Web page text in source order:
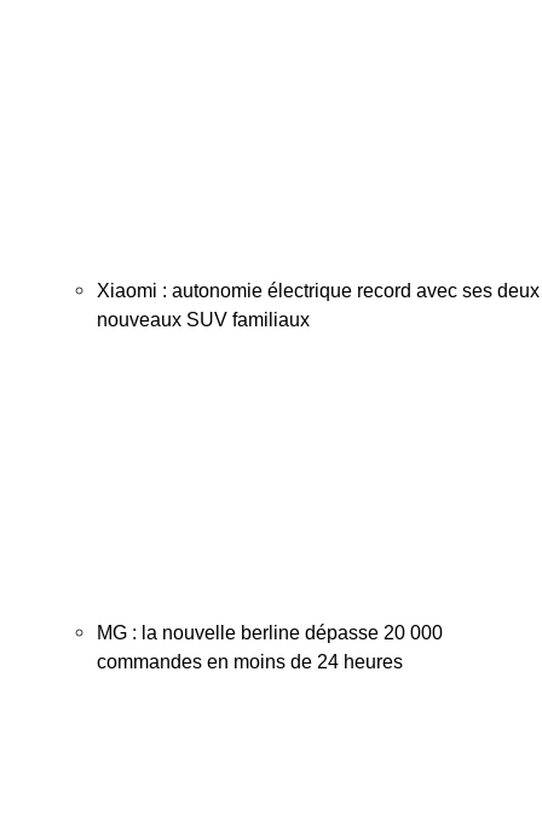
Xiaomi : autonomie électrique record avec ses deux
nouveaux SUV familiaux
MG : la nouvelle berline dépasse 20 000
commandes en moins de 24 heures